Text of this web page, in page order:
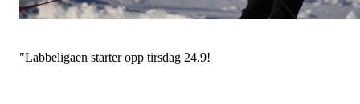
"Labbeligaen starter opp tirsdag 24.9!